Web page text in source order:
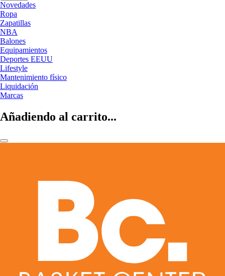
Novedades
Ropa
Zapatillas
NBA
Balones
Equipamientos
Deportes EEUU
Lifestyle
Mantenimiento físico
Liquidación
Marcas
Añadiendo al carrito...